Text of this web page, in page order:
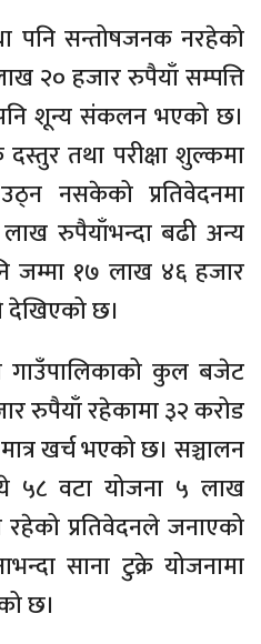
पनि सन्तोषजनक नरहेको
२० हजार रुपैयाँ सम्पत्ति
शून्य संकलन भएको छ।
तथा परीक्षा शुल्कमा
नसकेको प्रतिवेदनमा
रुपैयाँभन्दा बढी अन्य
जम्मा १७ लाख ४६ हजार
छ।
गाउँपालिकाको कुल बजेट
रुपैयाँ रहेकामा ३२ करोड
खर्च भएको छ। सञ्चालन
५८ वटा योजना ५ लाख
प्रतिवेदनले जनाएको
साना टुक्रे योजनामा
छ।